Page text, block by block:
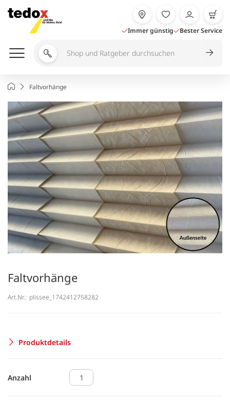
Inhalt
springen
Immer günstig Bester Service
Shop
durchsuchen
StartseiteFaltvorhänge
Faltvorhänge
Art.Nr.: plissee_1742412758282
Produktdetails
Anzahl